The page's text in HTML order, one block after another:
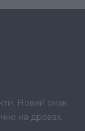
Новий смак
на дровах.